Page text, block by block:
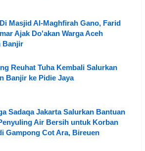
Masjid Al-Maghfirah Gano, Farid
Ajak Do'akan Warga Aceh
Banjir
Reuhat Tuha Kembali Salurkan
Banjir ke Pidie Jaya
Sadaqa Jakarta Salurkan Bantuan
Air Bersih untuk Korban
Gampong Cot Ara, Bireuen